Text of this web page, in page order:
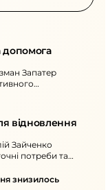
допомога
Запатер
відновлення
Зайченко
потреби та